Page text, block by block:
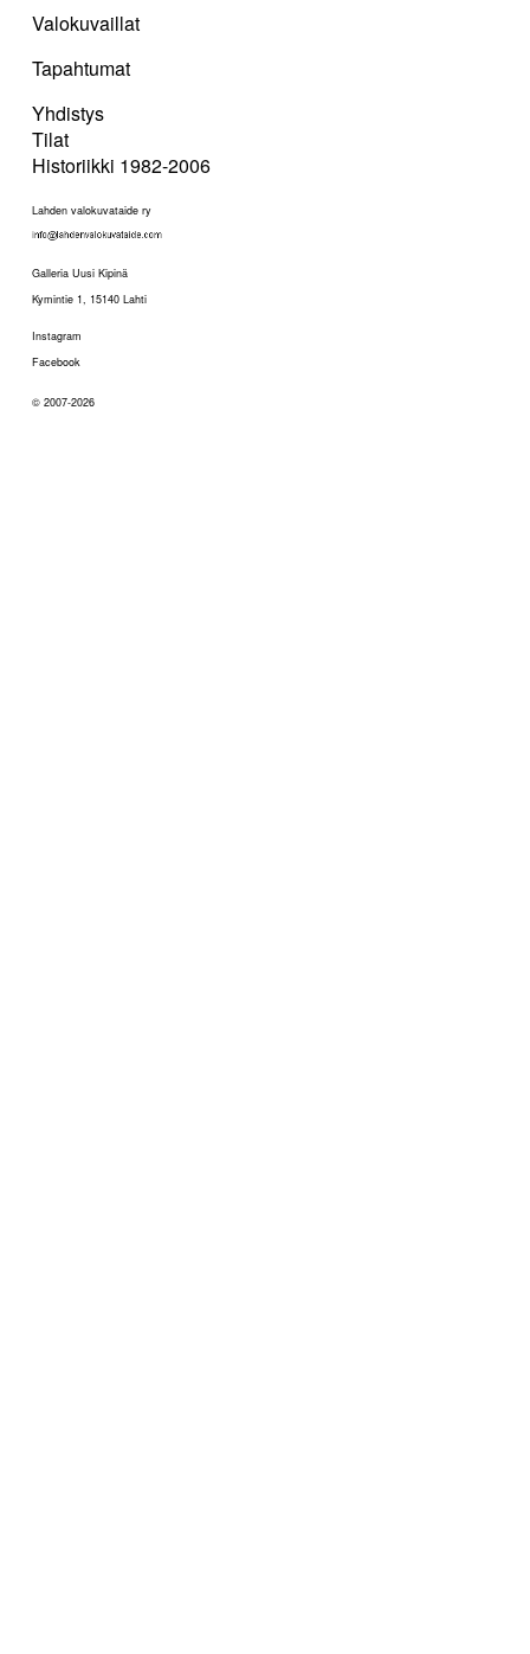
Valokuvaillat
Tapahtumat
Yhdistys
Tilat
Historiikki 1982-2006
Lahden valokuvataide ry
Galleria Uusi Kipinä
Kymintie 1, 15140 Lahti
Instagram
Facebook
© 2007-2026